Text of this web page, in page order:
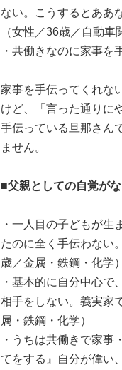
ない。こうするとああ
（女性／36歳／自動車
・共働きなのに家事を
家事を手伝ってくれな
けど、「言った通りに
手伝っている旦那さん
ません。
■父親としての自覚がな
・一人目の子どもが
たのに全く手伝わない
歳／金属・鉄鋼・化学）
・基本的に自分中心
相手をしない。義実家
属・鉄鋼・化学）
・うちは共働きで家
てをする』自分が偉い